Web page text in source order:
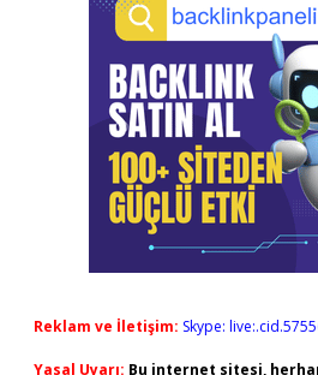
Reklam ve İletişim: Skype:
Yasal Uyarı: Bu internet sitesi,